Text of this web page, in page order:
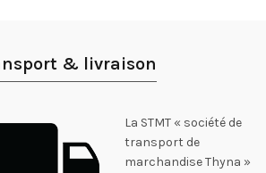
& livraison
La STMT « société de
transport de
marchandise Thyna »